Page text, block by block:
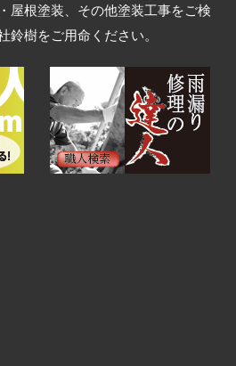
屋根塗装、その他塗装工事をご検
鈴樹をご用命ください。